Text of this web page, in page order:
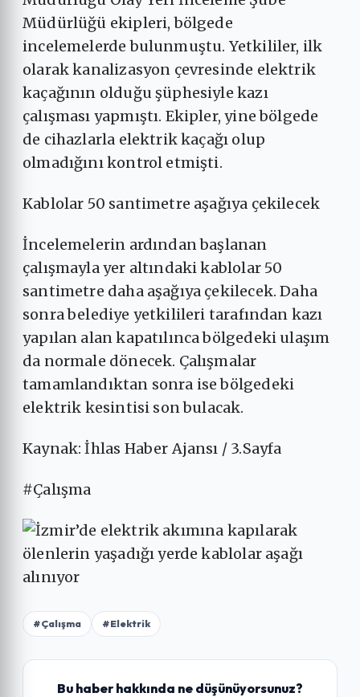
Müdürlüğü ekipleri, bölgede
incelemelerde bulunmuştu. Yetkililer, ilk
olarak kanalizasyon çevresinde elektrik
kaçağının olduğu şüphesiyle kazı
çalışması yapmıştı. Ekipler, yine bölgede
de cihazlarla elektrik kaçağı olup
olmadığını kontrol etmişti.
Kablolar 50 santimetre aşağıya çekilecek
İncelemelerin ardından başlanan
çalışmayla yer altındaki kablolar 50
santimetre daha aşağıya çekilecek. Daha
sonra belediye yetkilileri tarafından kazı
yapılan alan kapatılınca bölgedeki ulaşım
da normale dönecek. Çalışmalar
tamamlandıktan sonra ise bölgedeki
elektrik kesintisi son bulacak.
Kaynak: İhlas Haber Ajansı / 3.Sayfa
#Çalışma
#Çalışma #Elektrik
Bu haber hakkında ne düşünüyorsunuz?